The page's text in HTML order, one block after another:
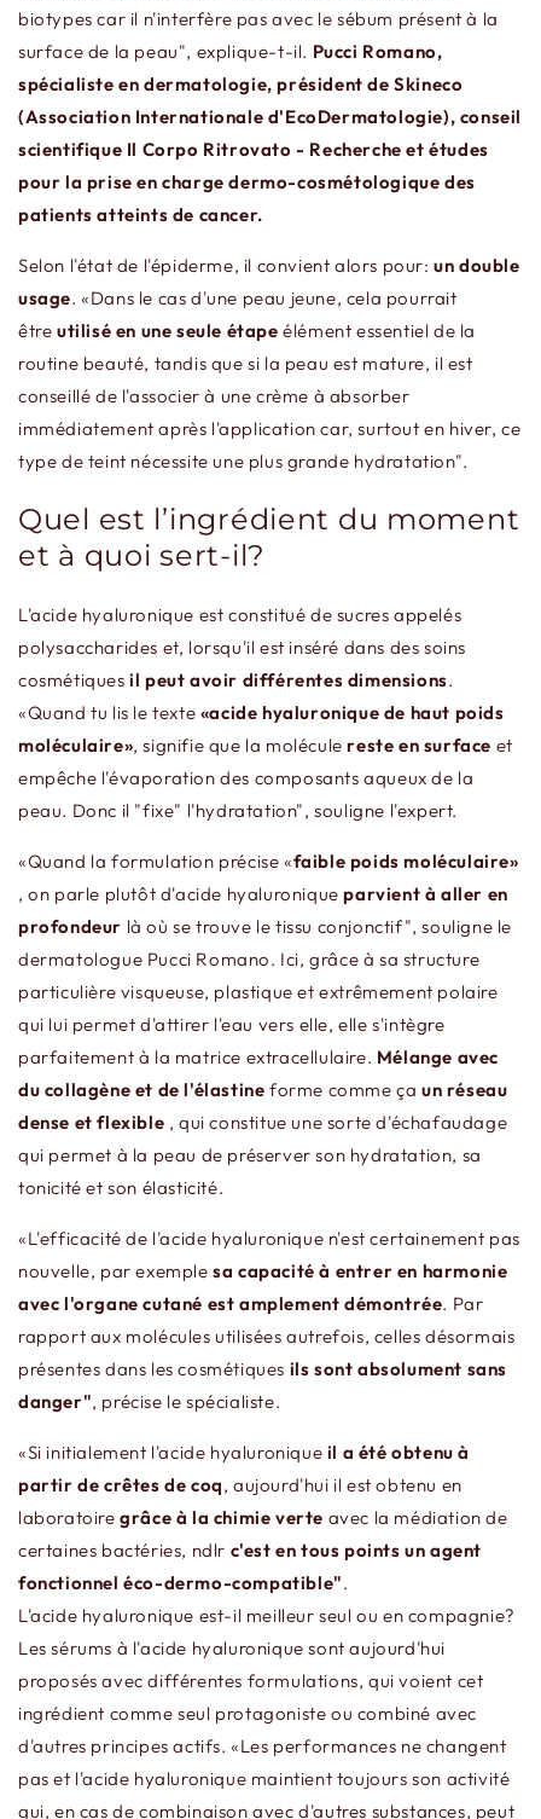
biotypes car il n'interfère pas avec le sébum présent à la
surface de la peau", explique-t-il. Pucci Romano,
spécialiste en dermatologie, président de Skineco
(Association Internationale d'EcoDermatologie), conseil
scientifique Il Corpo Ritrovato - Recherche et études
pour la prise en charge dermo-cosmétologique des
patients atteints de cancer.
Selon l'état de l'épiderme, il convient alors pour: un double
usage. «Dans le cas d'une peau jeune, cela pourrait
être utilisé en une seule étape élément essentiel de la
routine beauté, tandis que si la peau est mature, il est
conseillé de l'associer à une crème à absorber
immédiatement après l'application car, surtout en hiver, ce
type de teint nécessite une plus grande hydratation".
Quel est l’ingrédient du moment
et à quoi sert-il?
L'acide hyaluronique est constitué de sucres appelés
polysaccharides et, lorsqu'il est inséré dans des soins
cosmétiques il peut avoir différentes dimensions.
«Quand tu lis le texte «acide hyaluronique de haut poids
moléculaire», signifie que la molécule reste en surface et
empêche l'évaporation des composants aqueux de la
peau. Donc il "fixe" l'hydratation", souligne l'expert.
«Quand la formulation précise «faible poids moléculaire»
, on parle plutôt d'acide hyaluronique parvient à aller en
profondeur là où se trouve le tissu conjonctif", souligne le
dermatologue Pucci Romano. Ici, grâce à sa structure
particulière visqueuse, plastique et extrêmement polaire
qui lui permet d'attirer l'eau vers elle, elle s'intègre
parfaitement à la matrice extracellulaire. Mélange avec
du collagène et de l'élastine forme comme ça un réseau
dense et flexible , qui constitue une sorte d'échafaudage
qui permet à la peau de préserver son hydratation, sa
tonicité et son élasticité.
«L'efficacité de l'acide hyaluronique n'est certainement pas
nouvelle, par exemple sa capacité à entrer en harmonie
avec l'organe cutané est amplement démontrée. Par
rapport aux molécules utilisées autrefois, celles désormais
présentes dans les cosmétiques ils sont absolument sans
danger", précise le spécialiste.
«Si initialement l'acide hyaluronique il a été obtenu à
partir de crêtes de coq, aujourd'hui il est obtenu en
laboratoire grâce à la chimie verte avec la médiation de
certaines bactéries, ndlr c'est en tous points un agent
fonctionnel éco-dermo-compatible".
L'acide hyaluronique est-il meilleur seul ou en compagnie?
Les sérums à l'acide hyaluronique sont aujourd'hui
proposés avec différentes formulations, qui voient cet
ingrédient comme seul protagoniste ou combiné avec
d'autres principes actifs. «Les performances ne changent
pas et l'acide hyaluronique maintient toujours son activité
qui, en cas de combinaison avec d'autres substances, peut